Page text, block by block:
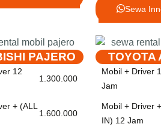
Sewa
PAJERO
12
1.300.000
+ (ALL
1.600.000
TOYOTA
Mobil + Driver
Jam
Mobil + Driver
IN) 12 Jam